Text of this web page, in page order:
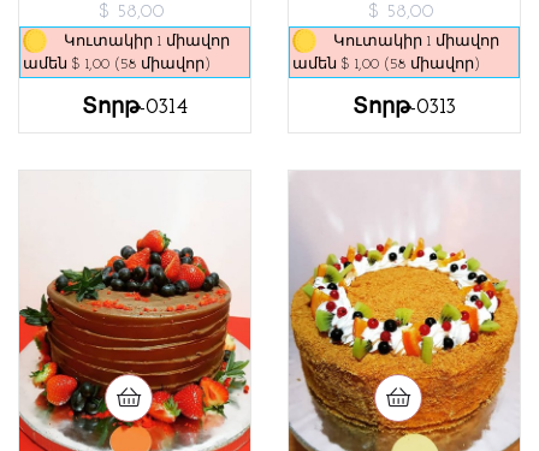
$ 58,00
Կուտակիր 1 միավոր
ամեն $ 1,00 (58 միավոր)
Տորթ-0314
$ 58,00
Կուտակիր 1 միավոր
ամեն $ 1,00 (58 միավոր)
Տորթ-0313